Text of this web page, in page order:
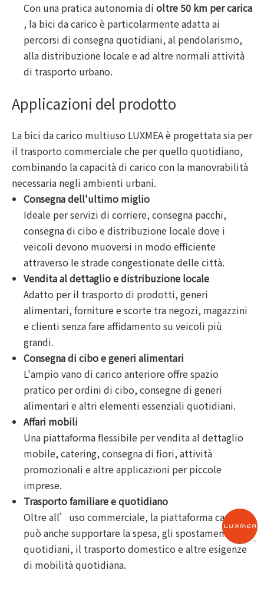
Con una pratica autonomia di oltre 50 km per carica
, la bici da carico è particolarmente adatta ai
percorsi di consegna quotidiani, al pendolarismo,
alla distribuzione locale e ad altre normali attività
di trasporto urbano.
Applicazioni del prodotto
La bici da carico multiuso LUXMEA è progettata sia per
il trasporto commerciale che per quello quotidiano,
combinando la capacità di carico con la manovrabilità
necessaria negli ambienti urbani.
Consegna dell'ultimo miglio
Ideale per servizi di corriere, consegna pacchi,
consegna di cibo e distribuzione locale dove i
veicoli devono muoversi in modo efficiente
attraverso le strade congestionate delle città.
Vendita al dettaglio e distribuzione locale
Adatto per il trasporto di prodotti, generi
alimentari, forniture e scorte tra negozi, magazzini
e clienti senza fare affidamento su veicoli più
grandi.
Consegna di cibo e generi alimentari
L'ampio vano di carico anteriore offre spazio
pratico per ordini di cibo, consegne di generi
alimentari e altri elementi essenziali quotidiani.
Affari mobili
Una piattaforma flessibile per vendita al dettaglio
mobile, catering, consegna di fiori, attività
promozionali e altre applicazioni per piccole
imprese.
Trasporto familiare e quotidiano
Oltre all’uso commerciale, la piattaforma cargo
può anche supportare la spesa, gli spostamenti
quotidiani, il trasporto domestico e altre esigenze
di mobilità quotidiana.